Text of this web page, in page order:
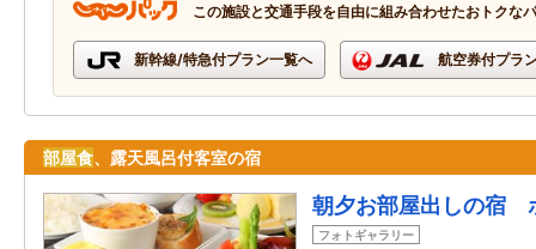
この施設と交通手段を自由に組み合わせたおトクな
新幹線/特急付プラン一覧へ 航空券付プラ
部屋食、露天風呂付客室の宿
朝夕お部屋出しの宿
フォトギャラリー